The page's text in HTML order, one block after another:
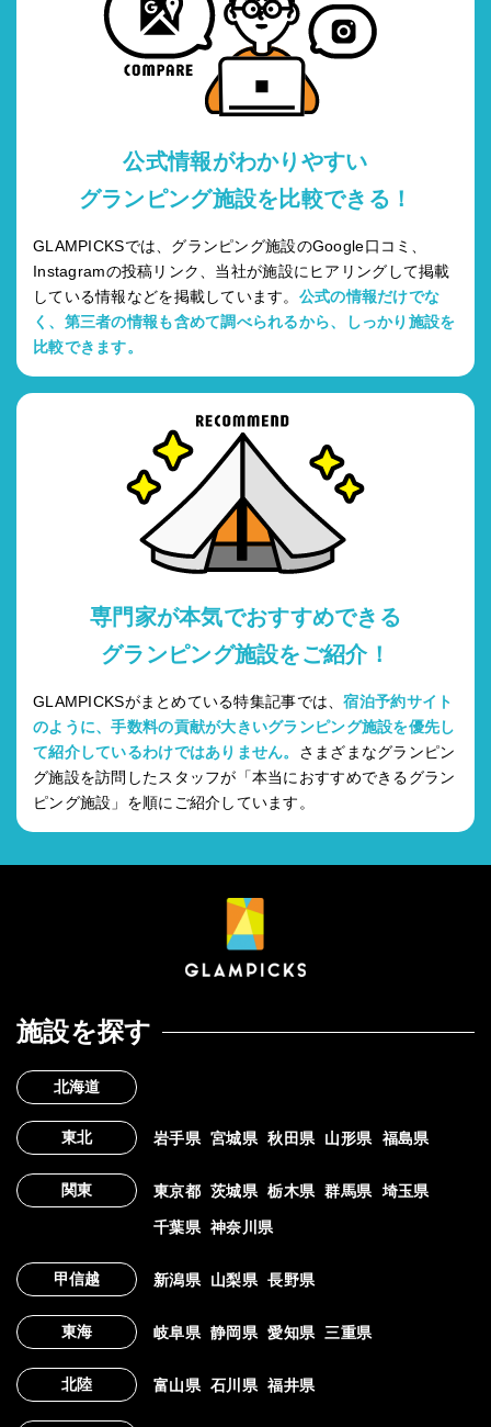
公式情報がわかりやすい
グランピング施設を比較できる！
GLAMPICKSでは、グランピング施設のGoogle口コミ、
Instagramの投稿リンク、当社が施設にヒアリングして掲載
している情報などを掲載しています。 公式の情報だけでな
く、第三者の情報も含めて調べられるから、しっかり施設を
比較できます。
専門家が本気でおすすめできる
グランピング施設をご紹介！
GLAMPICKSがまとめている特集記事では、宿泊予約サイト
のように、手数料の貢献が大きいグランピング施設を優先し
て紹介しているわけではありません。 さまざまなグランピン
グ施設を訪問したスタッフが「本当におすすめできるグラン
ピング施設」を順にご紹介しています。
施設を探す
北海道
東北 岩手県 宮城県 秋田県 山形県 福島県
関東 東京都 茨城県 栃木県 群馬県 埼玉県
千葉県 神奈川県
甲信越 新潟県 山梨県 長野県
東海 岐阜県 静岡県 愛知県 三重県
北陸 富山県 石川県 福井県